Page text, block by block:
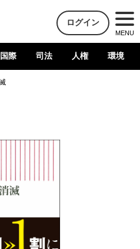
ログイン
MENU
国際 司法 人権 環境